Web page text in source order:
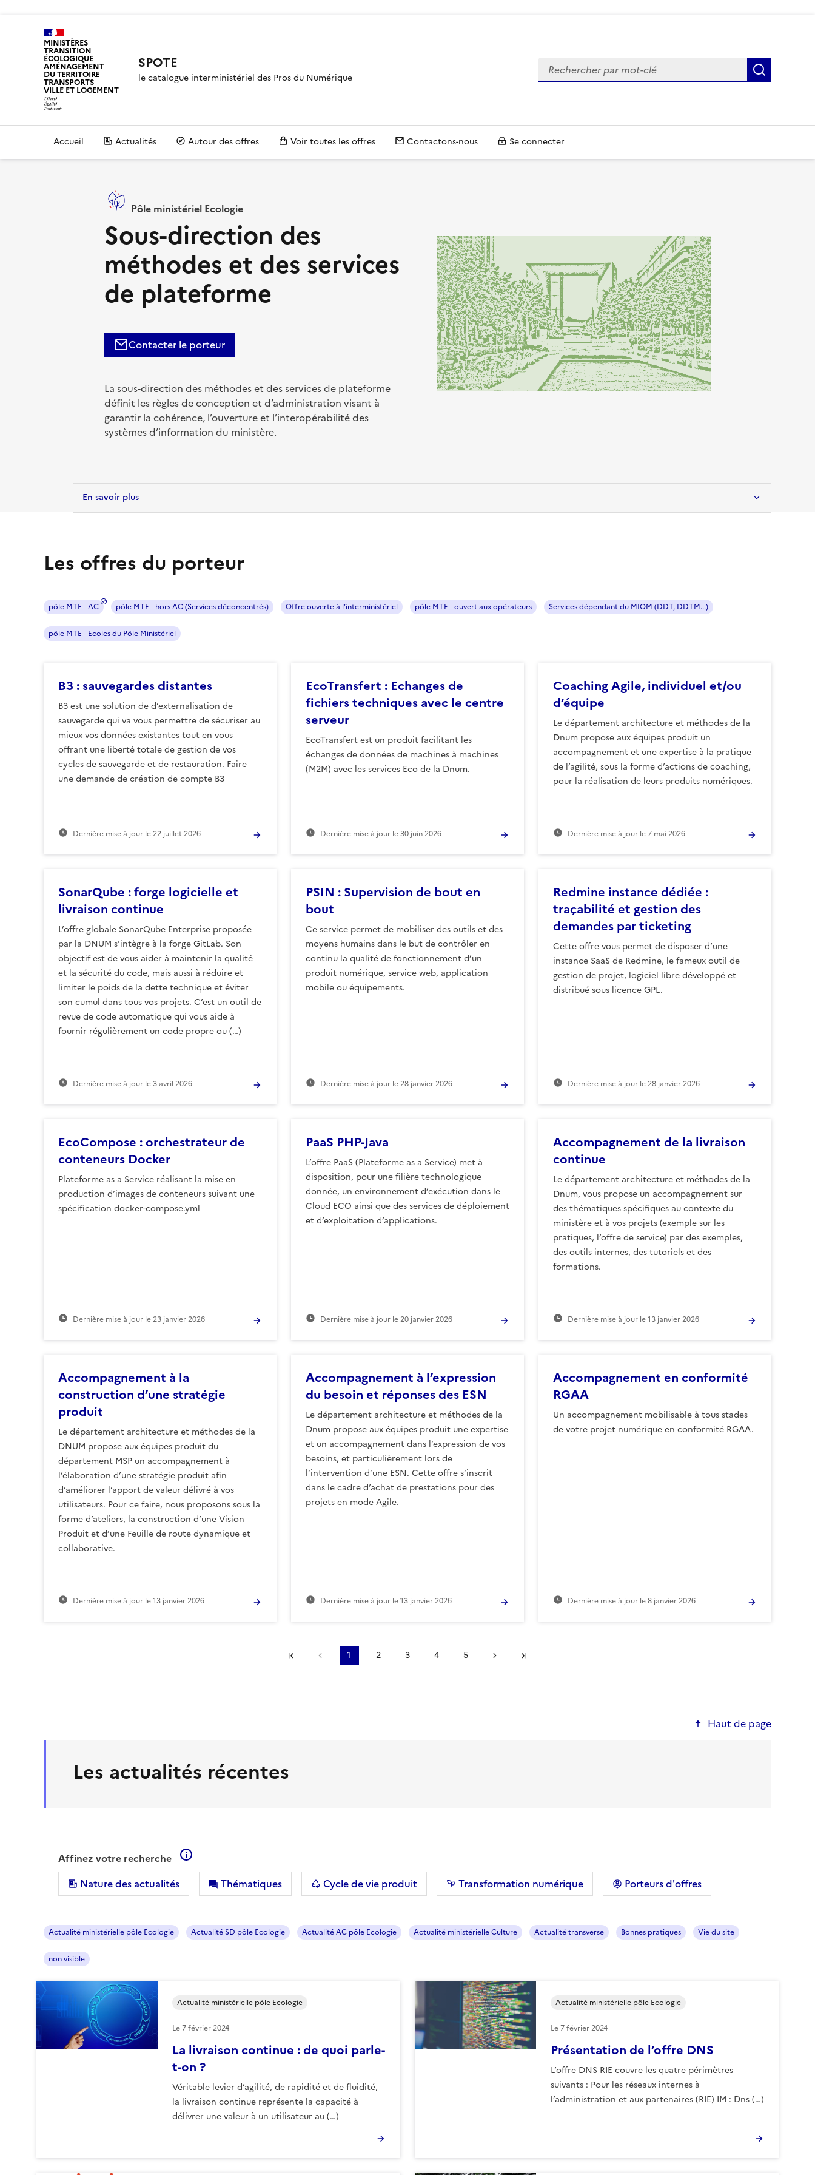
MINISTÈRES
TRANSITION
ÉCOLOGIQUE
AMÉNAGEMENT
DU TERRITOIRE
TRANSPORTS
VILLE ET LOGEMENT
SPOTE
le catalogue interministériel des Pros du Numérique
Rechercher
Accueil Actualités Autour des offres Voir toutes les offres Contactons-nous Se connecter
Pôle ministériel Ecologie
Sous-direction des
méthodes et des services
de plateforme
Contacter le porteur
La sous-direction des méthodes et des services de plateforme
définit les règles de conception et d’administration visant à
garantir la cohérence, l’ouverture et l’interopérabilité des
systèmes d’information du ministère.
En savoir plus
Les offres du porteur
pôle MTE - AC pôle MTE - hors AC (Services déconcentrés) Offre ouverte à l’interministériel pôle MTE - ouvert aux opérateurs Services dépendant du MIOM (DDT, DDTM...)
pôle MTE - Ecoles du Pôle Ministériel
B3 : sauvegardes distantes
B3 est une solution de d’externalisation de
sauvegarde qui va vous permettre de sécuriser au
mieux vos données existantes tout en vous
offrant une liberté totale de gestion de vos
cycles de sauvegarde et de restauration. Faire
une demande de création de compte B3
Dernière mise à jour le22 juillet 2026
EcoTransfert : Echanges de
fichiers techniques avec le centre
serveur
EcoTransfert est un produit facilitant les
échanges de données de machines à machines
(M2M) avec les services Eco de la Dnum.
Dernière mise à jour le30 juin 2026
Coaching Agile, individuel et/ou
d’équipe
Le département architecture et méthodes de la
Dnum propose aux équipes produit un
accompagnement et une expertise à la pratique
de l’agilité, sous la forme d’actions de coaching,
pour la réalisation de leurs produits numériques.
Dernière mise à jour le7 mai 2026
SonarQube : forge logicielle et
livraison continue
L’offre globale SonarQube Enterprise proposée
par la DNUM s’intègre à la forge GitLab. Son
objectif est de vous aider à maintenir la qualité
et la sécurité du code, mais aussi à réduire et
limiter le poids de la dette technique et éviter
son cumul dans tous vos projets. C’est un outil de
revue de code automatique qui vous aide à
fournir régulièrement un code propre ou (…)
Dernière mise à jour le3 avril 2026
PSIN : Supervision de bout en
bout
Ce service permet de mobiliser des outils et des
moyens humains dans le but de contrôler en
continu la qualité de fonctionnement d’un
produit numérique, service web, application
mobile ou équipements.
Dernière mise à jour le28 janvier 2026
Redmine instance dédiée :
traçabilité et gestion des
demandes par ticketing
Cette offre vous permet de disposer d’une
instance SaaS de Redmine, le fameux outil de
gestion de projet, logiciel libre développé et
distribué sous licence GPL.
Dernière mise à jour le28 janvier 2026
EcoCompose : orchestrateur de
conteneurs Docker
Plateforme as a Service réalisant la mise en
production d’images de conteneurs suivant une
spécification docker-compose.yml
Dernière mise à jour le23 janvier 2026
PaaS PHP-Java
L’offre PaaS (Plateforme as a Service) met à
disposition, pour une filière technologique
donnée, un environnement d’exécution dans le
Cloud ECO ainsi que des services de déploiement
et d’exploitation d’applications.
Dernière mise à jour le20 janvier 2026
Accompagnement de la livraison
continue
Le département architecture et méthodes de la
Dnum, vous propose un accompagnement sur
des thématiques spécifiques au contexte du
ministère et à vos projets (exemple sur les
pratiques, l’offre de service) par des exemples,
des outils internes, des tutoriels et des
formations.
Dernière mise à jour le13 janvier 2026
Accompagnement à la
construction d’une stratégie
produit
Le département architecture et méthodes de la
DNUM propose aux équipes produit du
département MSP un accompagnement à
l’élaboration d’une stratégie produit afin
d’améliorer l’apport de valeur délivré à vos
utilisateurs. Pour ce faire, nous proposons sous la
forme d’ateliers, la construction d’une Vision
Produit et d’une Feuille de route dynamique et
collaborative.
Dernière mise à jour le13 janvier 2026
Accompagnement à l’expression
du besoin et réponses des ESN
Le département architecture et méthodes de la
Dnum propose aux équipes produit une expertise
et un accompagnement dans l’expression de vos
besoins, et particulièrement lors de
l’intervention d’une ESN. Cette offre s’inscrit
dans le cadre d’achat de prestations pour des
projets en mode Agile.
Dernière mise à jour le13 janvier 2026
Accompagnement en conformité
RGAA
Un accompagnement mobilisable à tous stades
de votre projet numérique en conformité RGAA.
Dernière mise à jour le8 janvier 2026
Première pagePage précédente
1 2 3 4 5 Page suivante
Haut de page
Les actualités récentes
Affinez votre recherche
Nature des actualités
Thématiques Cycle de vie produit Transformation numérique Porteurs d'offres
Actualité ministérielle pôle Ecologie Actualité SD pôle Ecologie Actualité AC pôle Ecologie Actualité ministérielle Culture Actualité transverse Bonnes pratiques Vie du site
non visible
La livraison continue : de quoi parle-
t-on ?
Véritable levier d’agilité, de rapidité et de fluidité,
la livraison continue représente la capacité à
délivrer une valeur à un utilisateur au (…)
Actualité ministérielle pôle Ecologie
Le7 février 2024
Présentation de l’offre DNS
L’offre DNS RIE couvre les quatre périmètres
suivants : Pour les réseaux internes à
l’administration et aux partenaires (RIE) IM : Dns (…)
Actualité ministérielle pôle Ecologie
Le7 février 2024